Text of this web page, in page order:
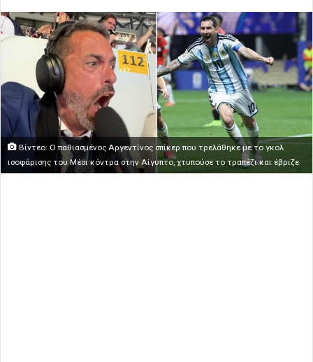
Βίντεο: O παθιασμένος Αργεντίνος σπίκερ που τρελάθηκε με το γκολ
ισοφάρισης του Μέσι κόντρα στην Αίγυπτο, χτυπούσε το τραπέζι και έβριζε